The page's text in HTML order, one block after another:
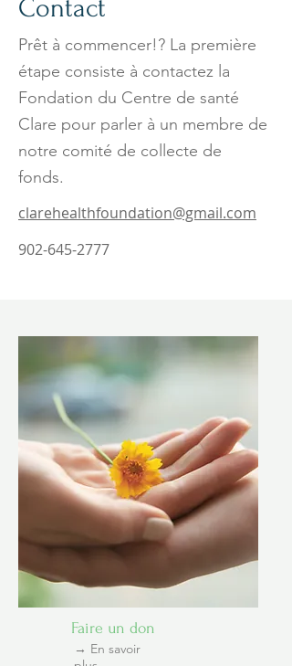
Contact
Prêt à commencer!? La première
étape consiste à contactez l a
Fondation du Centre de santé
Clare pour parler à un membre de
notre comité de collecte de
fonds.
clarehealthfoundation@gmail.com
902-645-2777
Faire un don
→ En savoir